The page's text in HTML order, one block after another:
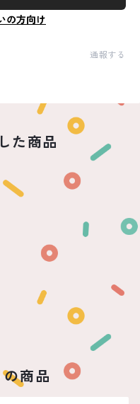
の方向け
通報する
た商品
商品